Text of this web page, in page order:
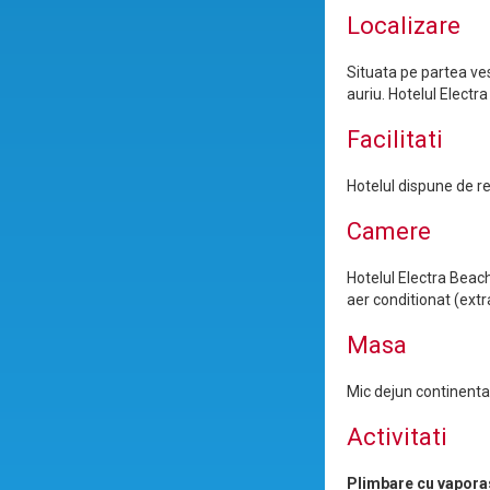
Localizare
Situata pe partea
auriu. Hotelul
Facilitati
Hotelul dispune de
Camere
Hotelul Electra
aer conditionat
Masa
Mic dejun
Activitati
Plimbare cu